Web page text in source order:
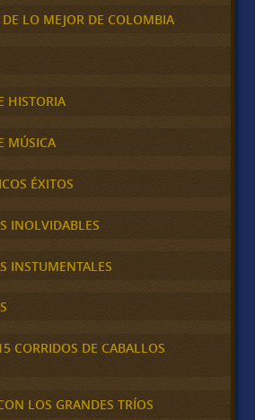
LO MEJOR DE COLOMBIA
HISTORIA
MÚSICA
ÉXITOS
INOLVIDABLES
INSTUMENTALES
CORRIDOS DE CABALLOS
LOS GRANDES TRÍOS